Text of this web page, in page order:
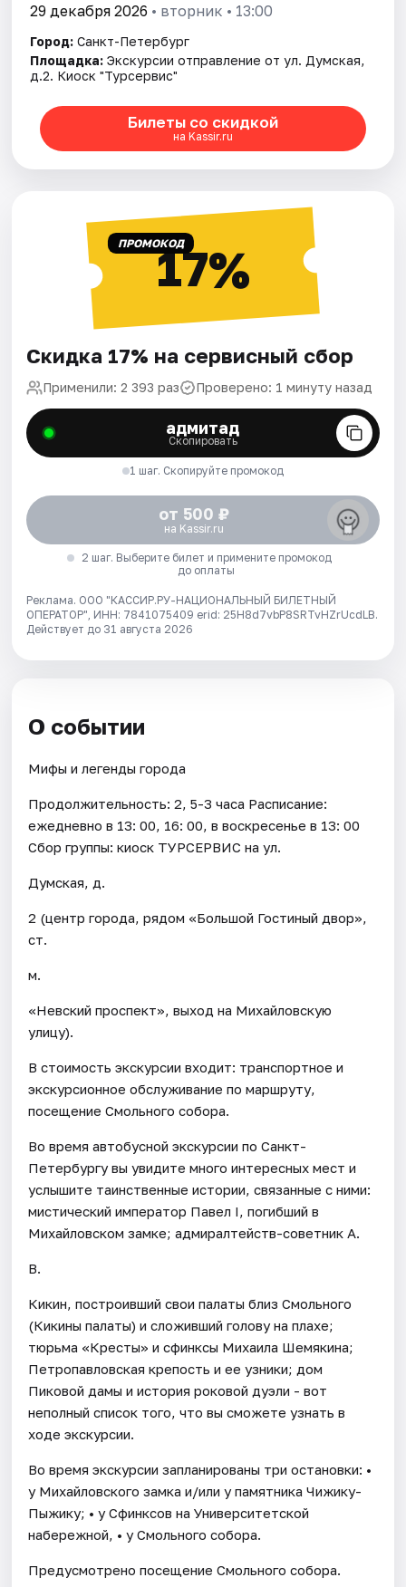
29 декабря 2026 • вторник • 13:00
Город: Санкт-Петербург
Площадка: Экскурсии отправление от ул. Думская,
д.2. Киоск "Турсервис"
Билеты со скидкой
на Kassir.ru
ПРОМОКОД17%
Скидка 17% на сервисный сбор
Применили: 2 393 раз Проверено: 1 минуту назад
адмитад
Скопировать
1 шаг. Скопируйте промокод
от 500 ₽
на Kassir.ru
2 шаг. Выберите билет и примените промокод
до оплаты
Реклама. ООО "КАССИР.РУ-НАЦИОНАЛЬНЫЙ БИЛЕТНЫЙ
ОПЕРАТОР", ИНН: 7841075409 erid: 25H8d7vbP8SRTvHZrUcdLB.
Действует до 31 августа 2026
О событии
Мифы и легенды города
Продолжительность: 2, 5-3 часа Расписание:
ежедневно в 13: 00, 16: 00, в воскресенье в 13: 00
Сбор группы: киоск ТУРСЕРВИС на ул.
Думская, д.
2 (центр города, рядом «Большой Гостиный двор»,
ст.
м.
«Невский проспект», выход на Михайловскую
улицу).
В стоимость экскурсии входит: транспортное и
экскурсионное обслуживание по маршруту,
посещение Смольного собора.
Во время автобусной экскурсии по Санкт-
Петербургу вы увидите много интересных мест и
услышите таинственные истории, связанные с ними:
мистический император Павел I, погибший в
Михайловском замке; адмиралтейств-советник А.
В.
Кикин, построивший свои палаты близ Смольного
(Кикины палаты) и сложивший голову на плахе;
тюрьма «Кресты» и сфинксы Михаила Шемякина;
Петропавловская крепость и ее узники; дом
Пиковой дамы и история роковой дуэли - вот
неполный список того, что вы сможете узнать в
ходе экскурсии.
Во время экскурсии запланированы три остановки: •
у Михайловского замка и/или у памятника Чижику-
Пыжику; • у Сфинксов на Университетской
набережной, • у Смольного собора.
Предусмотрено посещение Смольного собора.